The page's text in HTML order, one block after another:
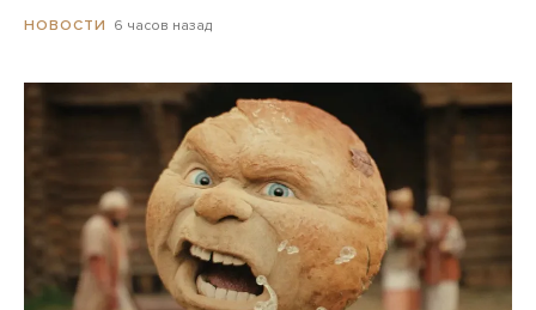
НОВОСТИ 6 часов назад